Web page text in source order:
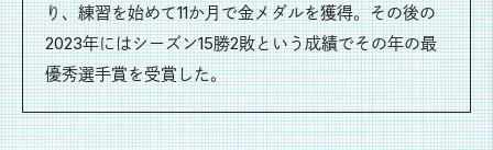
り、練習を始めて11か月で金メダルを獲得。その後の
2023年にはシーズン15勝2敗という成績でその年の最
優秀選手賞を受賞した。